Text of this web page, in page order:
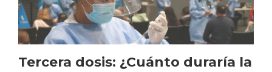
Tercera dosis: ¿Cuánto duraría la